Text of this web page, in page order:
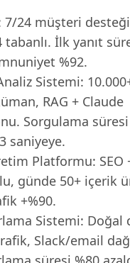
24 müşteri
tabanlı. İlk yanıt
%92.
Sistemi:
RAG + Claude
Sorgulama
saniyeye.
Platformu: SEO
günde 50+ içerik
+%90.
Sistemi: Doğal
Slack/email